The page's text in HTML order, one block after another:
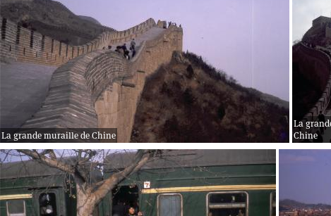
La grande muraille de Chine
La
Chine